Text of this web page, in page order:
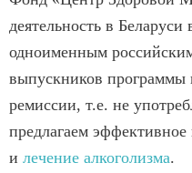
деятельность в
одноименным
выпускников программы
ремиссии, т.е. не
предлагаем эффективное
и лечение алкоголизма.